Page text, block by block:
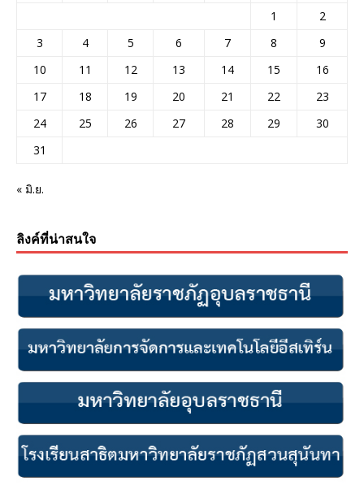
1
2
3
4 5 6 7 8
9
10
11 12 13 14 15
16
17
18 19 20 21 22
23
24
25 26 27 28 29
30
31
« มิ.ย.
ลิงค์ที่น่าสนใจ